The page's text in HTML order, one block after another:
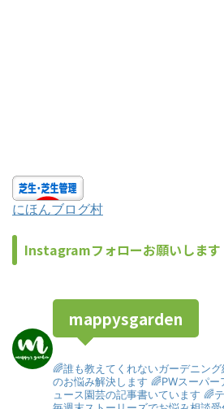
にほんブログ村
Instagramフォローお願いします
mappysgarden
🌈誰も教えてくれないガーデニン
のお悩み解決します 🌈PWスーパー
ュース園芸の記事書いています 🌈